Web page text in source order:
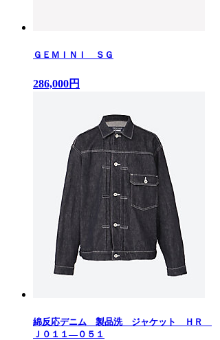
ＧＥＭＩＮＩ ＳＧ
286,000円
綿反応デニム 製品洗 ジャケット ＨＲ
Ｊ０１１—０５１